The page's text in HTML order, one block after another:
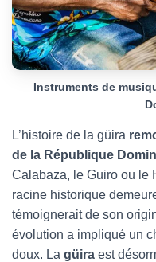
Instruments de
L’histoire de la güira
de la République
Calabaza, le Guiro ou le
racine historique
témoignerait de son
évolution a impliqué un
doux. La güira est